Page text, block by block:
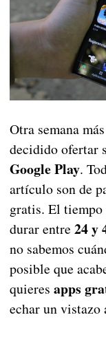
Otra semana
decidido ofertar
Google Play.
artículo son de
gratis. El tiempo
durar entre 24 y
no sabemos
posible que
quieres apps
echar un